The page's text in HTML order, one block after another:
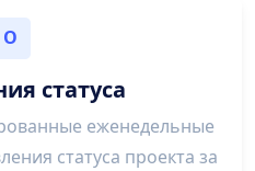
О
статуса
еженедельные
статуса проекта за